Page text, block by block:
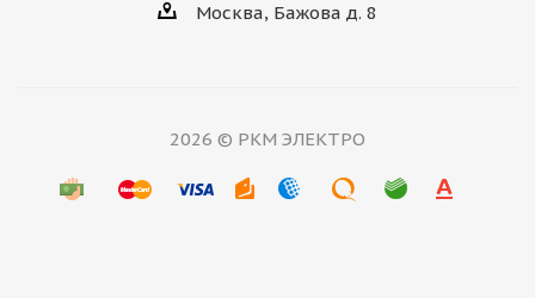
Москва, Бажова д. 8
2026 © РКМ ЭЛЕКТРО